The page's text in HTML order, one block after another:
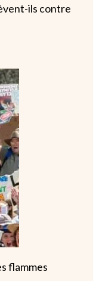
ils contre
flammes